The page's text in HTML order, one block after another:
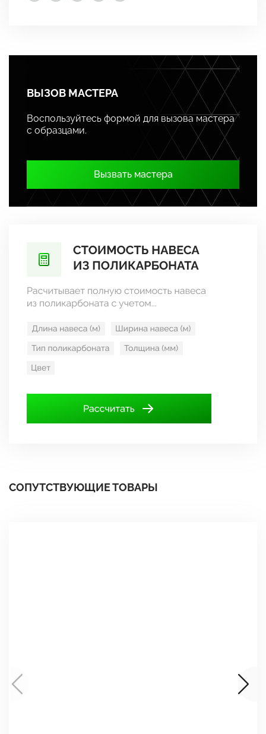
ВЫЗОВ МАСТЕРА
Воспользуйтесь формой для вызова мастера
с образцами.
Вызвать мастера
СОПУТСТВУЮЩИЕ ТОВАРЫ